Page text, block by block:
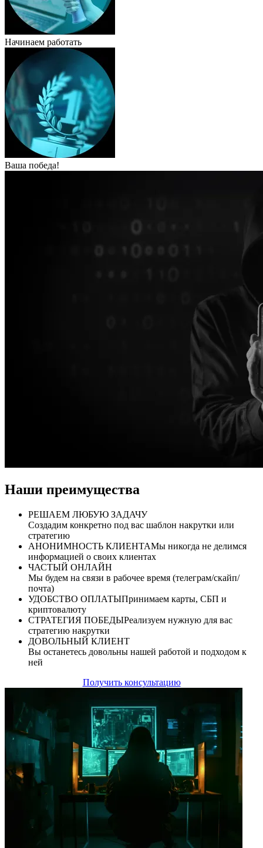
Начинаем работать
Ваша победа!
Наши преимущества
РЕШАЕМ ЛЮБУЮ ЗАДАЧУ
Создадим конкретно под вас шаблон накрутки или
стратегию
АНОНИМНОСТЬ КЛИЕНТАМы никогда не делимся
информацией о своих клиентах
ЧАСТЫЙ ОНЛАЙН
Мы будем на связи в рабочее время (телеграм/скайп/
почта)
УДОБСТВО ОПЛАТЫПринимаем карты, СБП и
криптовалюту
СТРАТЕГИЯ ПОБЕДЫРеализуем нужную для вас
стратегию накрутки
ДОВОЛЬНЫЙ КЛИЕНТ
Вы останетесь довольны нашей работой и подходом к
ней
Получить консультацию